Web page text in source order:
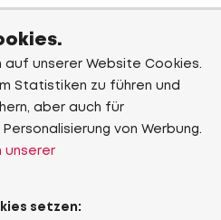
auf unserer Website Cookies.
Statistiken zu führen und
aber auch für
von Werbung.
unserer
setzen: